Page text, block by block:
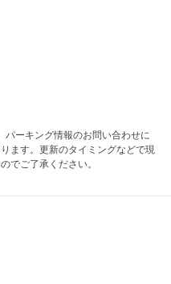
ーキング情報のお問い合わせに
ます。更新のタイミングなどで現
でご了承ください。